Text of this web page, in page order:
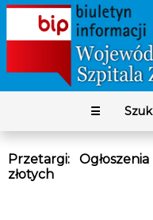
☰
Przetargi:
złotych